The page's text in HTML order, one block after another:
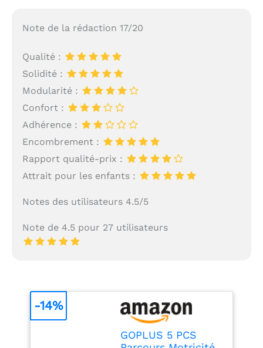
Note de la rédaction 17/20
Qualité :
Solidité :
Modularité :
Confort :
Adhérence :
Encombrement :
Rapport qualité-prix :
Attrait pour les enfants :
Notes des utilisateurs 4.5/5
Note de 4.5 pour 27 utilisateurs
GOPLUS 5 PCS
-14%